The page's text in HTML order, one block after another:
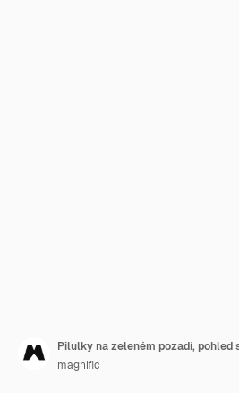
Pilulky na zeleném pozadí, pohled
magnific